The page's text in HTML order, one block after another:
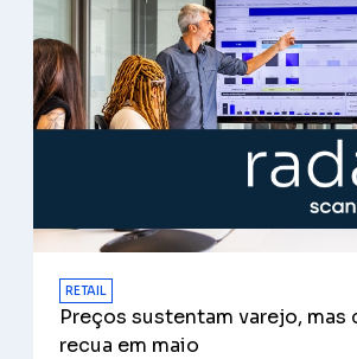
RETAIL
Preços sustentam varejo, mas
recua em maio